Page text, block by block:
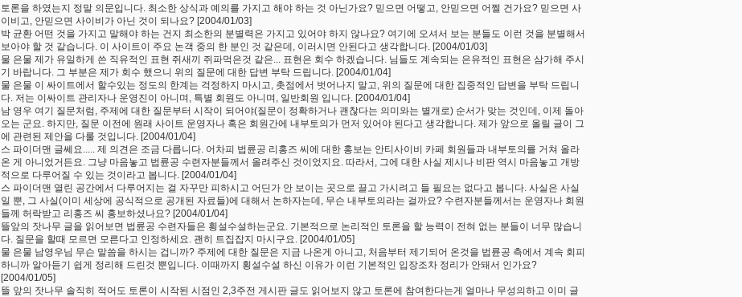
토론을 하였는지 정말 의문입니다. 최소한 상식과 예의를 가지고 해야 하는 것 아닌가요? 믿으면 어떻고, 안믿으면 어쩔 건가요? 믿으면 사
이비고, 안믿으면 사이비가 아닌 것이 되나요? [2004/01/03]
박 균환 어떤 것을 가지고 말해야 하는 건지 최소한의 분별력은 가지고 있어야 하지 않나요? 여기에 오셔서 보는 분들도 이런 것을 분별해서
보아야 할 것 같습니다. 이 사이트이 주요 논객 중의 한 분인 것 같은데, 이러시면 안된다고 생각합니다. [2004/01/03]
물 은물 제가 유일하게 쓴 직유적인 표현 쥐새끼 쥐파먹은것 같은... 표현은 회수 하겠습니다. 님들도 계속되는 은유적인 표현은 삼가해 주시
기 바랍니다. 그 부분은 제가 회수 했으니 위의 질문에 대한 답변 부탁 드립니다. [2004/01/04]
물 은물 이 싸이트에서 할수있는 정도의 한계는 걱정하지 마시고, 촛점에서 벗어나지 말고, 위의 질문에 대한 집중적인 답변을 부탁 드립니
다. 저는 이싸이트 관리자나 운영진이 아니며, 특별 회원도 아니며, 일반회원 입니다. [2004/01/04]
남 영우 여기 질문처럼, 주제에 대한 질문부터 시작이 되어야(질문이 정확하거나 괜찮다는 의미와는 별개로) 순서가 맞는 것인데, 이제 돌아
오는 군요. 하지만, 질문 이전에 원래 사이트 운영자나 혹은 회원간에 내부토의가 먼저 있어야 된다고 생각합니다. 제가 앞으로 올릴 글이 그
에 관련된 제안을 다룰 것입니다. [2004/01/04]
스 파이더맨 글쎄요..... 제 의견은 조금 다릅니다. 어차피 법륜공 리홍즈 씨에 대한 홍보는 안티사이비 카페 회원들과 내부토의를 거쳐 올라
온 게 아니었거든요. 그냥 마음놓고 법륜공 수련자분들께서 올려주신 것이었지요. 따라서, 그에 대한 사실 제시나 비판 역시 마음놓고 개방
적으로 다루어질 수 있는 것이라고 봅니다. [2004/01/04]
스 파이더맨 열린 공간에서 다루어지는 걸 자꾸만 피하시고 어딘가 안 보이는 곳으로 끌고 가시려고 들 필요는 없다고 봅니다. 사실은 사실
일 뿐, 그 사실(이미 세상에 공식적으로 공개된 자료들)에 대해서 논하자는데, 무슨 내부토의라는 걸까요? 수련자분들께서는 운영자나 회원
들께 허락받고 리홍즈 씨 홍보하셨나요? [2004/01/04]
뜰앞의 잣나무 글을 읽어보면 법륜공 수련자들은 횡설수설하는군요. 기본적으로 논리적인 토론을 할 능력이 전혀 없는 분들이 너무 많습니
다. 질문을 할때 모르면 모른다고 인정하세요. 괜히 트집잡지 마시구요. [2004/01/05]
물 은물 남영우님 무슨 말씀을 하시는 겁니까? 주제에 대한 질문은 지금 나온게 아니고, 처음부터 제기되어 온것을 법륜공 측에서 계속 회피
하니까 알아듣기 쉽게 정리해 드린것 뿐입니다. 이때까지 횡설수설 하신 이유가 이런 기본적인 입장조차 정리가 안돼서 인가요?
[2004/01/05]
뜰 앞의 잣나무 솔직히 적어도 토론이 시작된 시점인 2,3주전 게시판 글도 읽어보지 않고 토론에 참여한다는게 얼마나 무성의하고 이미 글